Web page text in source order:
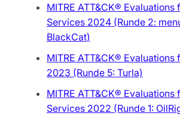
MITRE ATT&CK® Evaluations
Services 2024 (Runde 2:
BlackCat)
MITRE ATT&CK® Evaluations
2023 (Runde 5: Turla)
MITRE ATT&CK® Evaluations
Services 2022 (Runde 1: